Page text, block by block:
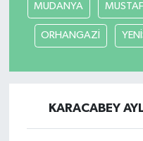
MUDANYA
ORHANGAZİ
KARACABEY